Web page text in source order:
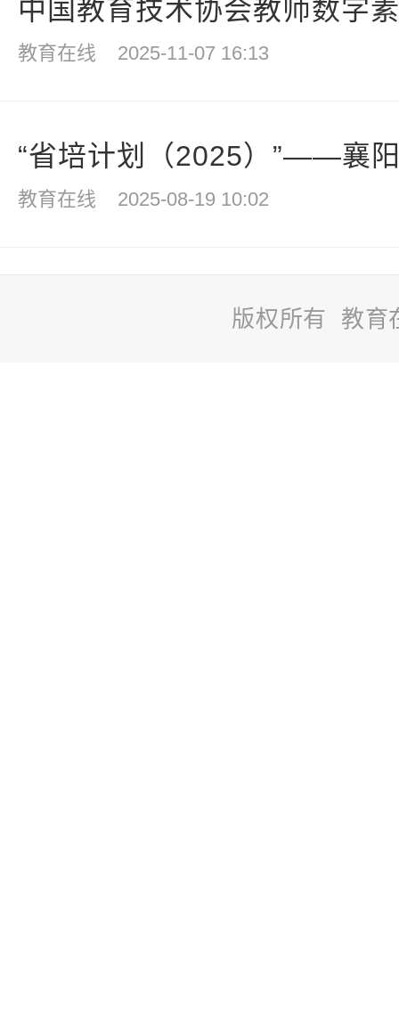
中国教育技术协会教师数字
教育在线 2025-11-07 16:13
“省培计划（2025）”——襄
教育在线 2025-08-19 10:02
版权所有 教育